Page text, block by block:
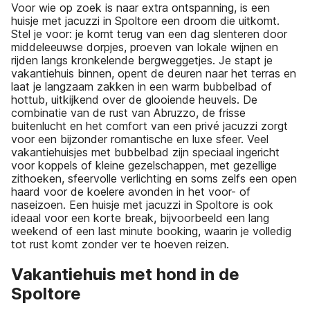
Voor wie op zoek is naar extra ontspanning, is een
huisje met jacuzzi in Spoltore een droom die uitkomt.
Stel je voor: je komt terug van een dag slenteren door
middeleeuwse dorpjes, proeven van lokale wijnen en
rijden langs kronkelende bergweggetjes. Je stapt je
vakantiehuis binnen, opent de deuren naar het terras en
laat je langzaam zakken in een warm bubbelbad of
hottub, uitkijkend over de glooiende heuvels. De
combinatie van de rust van Abruzzo, de frisse
buitenlucht en het comfort van een privé jacuzzi zorgt
voor een bijzonder romantische en luxe sfeer. Veel
vakantiehuisjes met bubbelbad zijn speciaal ingericht
voor koppels of kleine gezelschappen, met gezellige
zithoeken, sfeervolle verlichting en soms zelfs een open
haard voor de koelere avonden in het voor- of
naseizoen. Een huisje met jacuzzi in Spoltore is ook
ideaal voor een korte break, bijvoorbeeld een lang
weekend of een last minute booking, waarin je volledig
tot rust komt zonder ver te hoeven reizen.
Vakantiehuis met hond in de
Spoltore